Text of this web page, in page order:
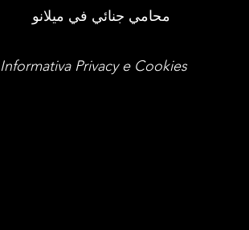
محامي جنائي في ميلانو
Informativa Privacy e Cookies